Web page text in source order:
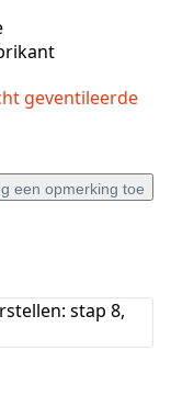
geventileerde
een opmerking toe